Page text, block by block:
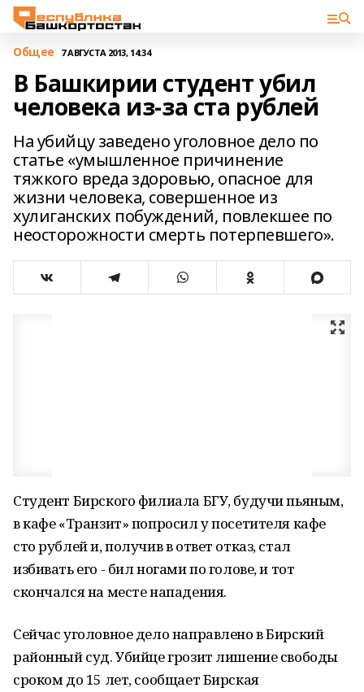
Общее 7 АВГУСТА 2013, 14:34
В Башкирии студент убил
человека из-за ста рублей
На убийцу заведено уголовное дело по
статье «умышленное причинение
тяжкого вреда здоровью, опасное для
жизни человека, совершенное из
хулиганских побуждений, повлекшее по
неосторожности смерть потерпевшего».
Студент Бирского филиала БГУ, будучи пьяным,
в кафе «Транзит» попросил у посетителя кафе
сто рублей и, получив в ответ отказ, стал
избивать его - бил ногами по голове, и тот
скончался на месте нападения.
Сейчас уголовное дело направлено в Бирский
районный суд. Убийце грозит лишение свободы
сроком до 15 лет, сообщает Бирская